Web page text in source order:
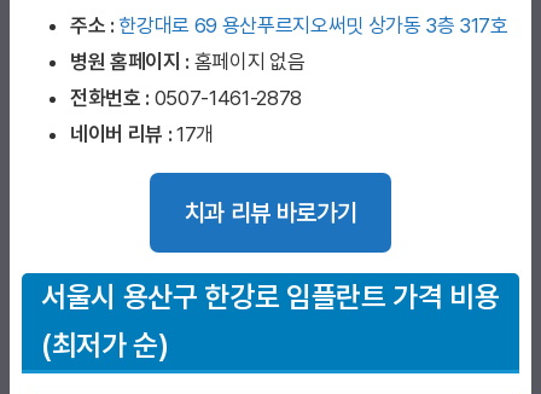
주소 : 한강대로 69 용산푸르지오써밋 상가동 3층 317호
병원 홈페이지 : 홈페이지 없음
전화번호 : 0507-1461-2878
네이버 리뷰 : 17개
치과 리뷰 바로가기
서울시 용산구 한강로 임플란트 가격 비용
(최저가 순)